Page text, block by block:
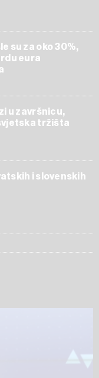
su za oko 30%,
eura
u završnicu,
tržišta
i slovenskih